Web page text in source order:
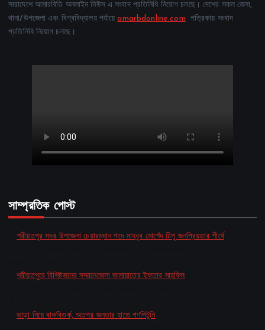
সারাদেশে আমারবিডি অনলাইন নিউস এ সংবাদ প্রতিনিধি নিয়োগ চলছে। দেশের সকল জেলা,
থানা/উপজেলা এবং বিশ্ববিদ্যালয় পর্যায়েamarbdonline.comপত্রিকায় সংবাদ
প্রতিনিধি নিয়োগ চলছে।
সাম্প্রতিক পোস্ট
শরীয়তপুর সদর উপজেলা চেয়ারম্যান পদে মাহবুব মোর্শেদ টিপু জনপ্রিয়তার শীর্ষে
শরীয়তপুরে বিশিষ্টজনের সম্মানেজেলা জামায়াতের ইফতার মাহফিল
ভাড়া নিয়ে বাকবিতর্ক, অতপর জনতার হাতে গণপিটুনি